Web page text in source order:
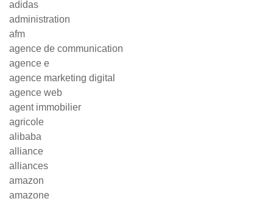
adidas
administration
afm
agence de communication
agence e
agence marketing digital
agence web
agent immobilier
agricole
alibaba
alliance
alliances
amazon
amazone